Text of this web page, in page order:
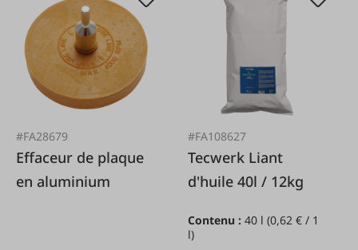
#FA28679
Effaceur de plaque
en aluminium
#FA108627
Tecwerk Liant
d'huile 40l / 12kg
Contenu :40 l(0,62 € / 1
l)